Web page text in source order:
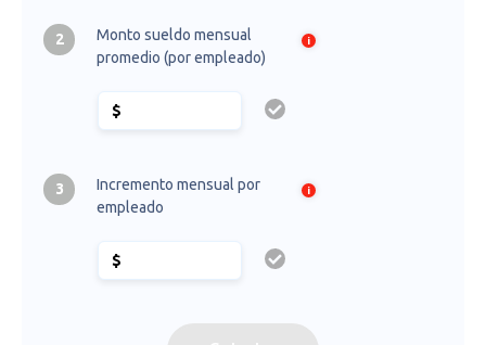
2
Monto sueldo mensual
promedio (por empleado)
3
Incremento mensual por
empleado